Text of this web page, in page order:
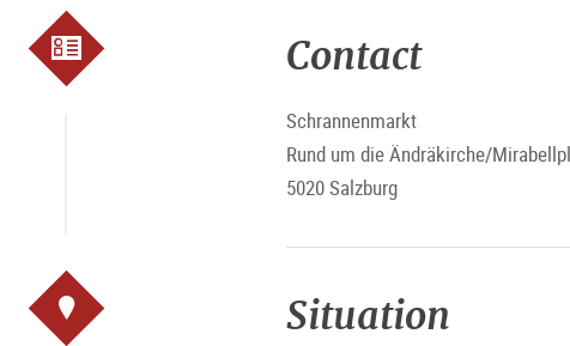
Contact
Schrannenmarkt
Rund um die Ändräkirche/
5020 Salzburg
Situation